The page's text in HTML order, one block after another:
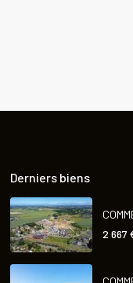
Derniers biens
2 667